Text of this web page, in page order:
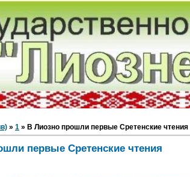
» 1 » В Лиозно прошли первые Сретенские чтения
первые Сретенские чтения